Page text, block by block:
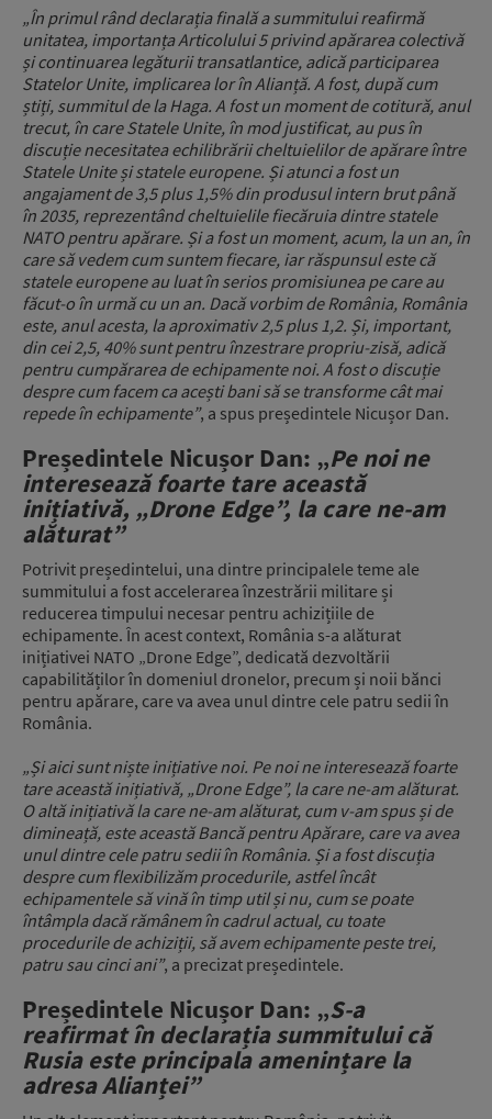
„În primul rând declarația finală a summitului reafirmă
unitatea, importanța Articolului 5 privind apărarea colectivă
și continuarea legăturii transatlantice, adică participarea
Statelor Unite, implicarea lor în Alianță. A fost, după cum
știți, summitul de la Haga. A fost un moment de cotitură, anul
trecut, în care Statele Unite, în mod justificat, au pus în
discuție necesitatea echilibrării cheltuielilor de apărare între
Statele Unite și statele europene. Și atunci a fost un
angajament de 3,5 plus 1,5% din produsul intern brut până
în 2035, reprezentând cheltuielile fiecăruia dintre statele
NATO pentru apărare. Și a fost un moment, acum, la un an, în
care să vedem cum suntem fiecare, iar răspunsul este că
statele europene au luat în serios promisiunea pe care au
făcut-o în urmă cu un an. Dacă vorbim de România, România
este, anul acesta, la aproximativ 2,5 plus 1,2. Și, important,
din cei 2,5, 40% sunt pentru înzestrare propriu-zisă, adică
pentru cumpărarea de echipamente noi. A fost o discuție
despre cum facem ca acești bani să se transforme cât mai
repede în echipamente”, a spus președintele Nicușor Dan.
Președintele Nicușor Dan: „Pe noi ne
interesează foarte tare această
inițiativă, „Drone Edge”, la care ne-am
alăturat”
Potrivit președintelui, una dintre principalele teme ale
summitului a fost accelerarea înzestrării militare și
reducerea timpului necesar pentru achizițiile de
echipamente. În acest context, România s-a alăturat
inițiativei NATO „Drone Edge”, dedicată dezvoltării
capabilităților în domeniul dronelor, precum și noii bănci
pentru apărare, care va avea unul dintre cele patru sedii în
România.
„Și aici sunt niște inițiative noi. Pe noi ne interesează foarte
tare această inițiativă, „Drone Edge”, la care ne-am alăturat.
O altă inițiativă la care ne-am alăturat, cum v-am spus și de
dimineață, este această Bancă pentru Apărare, care va avea
unul dintre cele patru sedii în România. Și a fost discuția
despre cum flexibilizăm procedurile, astfel încât
echipamentele să vină în timp util și nu, cum se poate
întâmpla dacă rămânem în cadrul actual, cu toate
procedurile de achiziții, să avem echipamente peste trei,
patru sau cinci ani”, a precizat președintele.
Președintele Nicușor Dan: „S-a
reafirmat în declarația summitului că
Rusia este principala amenințare la
adresa Alianței”